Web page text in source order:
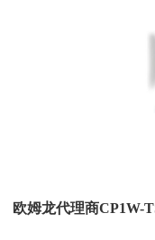
欧姆龙代理商CP1W-